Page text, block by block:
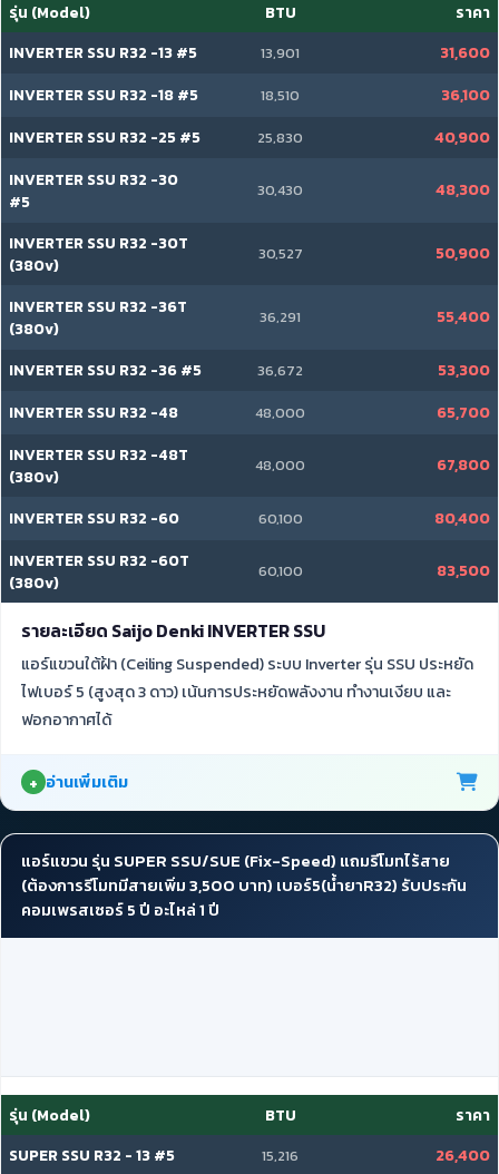
รุ่น (Model) BTU
ราคา
INVERTER SSU R32 -13 #5
13,901 31,600
INVERTER SSU R32 -18 #5 18,510 36,100
INVERTER SSU R32 -25 #5 25,830 40,900
INVERTER SSU R32 -30
#5
30,430 48,300
INVERTER SSU R32 -30T
(380v)
30,527 50,900
INVERTER SSU R32 -36T
(380v)
36,291 55,400
INVERTER SSU R32 -36 #5 36,672 53,300
INVERTER SSU R32 -48 48,000 65,700
INVERTER SSU R32 -48T
(380v)
48,000 67,800
INVERTER SSU R32 -60 60,100 80,400
INVERTER SSU R32 -60T
(380v)
60,100 83,500
รายละเอียด Saijo Denki INVERTER SSU
แอร์แขวนใต้ฝ้า (Ceiling Suspended) ระบบ Inverter รุ่น SSU ประหยัด
ไฟเบอร์ 5 (สูงสุด 3 ดาว) เน้นการประหยัดพลังงาน ทำงานเงียบ และ
ฟอกอากาศได้
อ่านเพิ่มเติม
แอร์แขวน รุ่น SUPER SSU/SUE (Fix-Speed) แถมรีโมทไร้สาย
(ต้องการรีโมทมีสายเพิ่ม 3,500 บาท) เบอร์5(น้ำยาR32) รับประกัน
คอมเพรสเซอร์ 5 ปี อะไหล่ 1 ปี
รุ่น (Model) BTU
ราคา
SUPER SSU R32 - 13 #5
15,216 26,400